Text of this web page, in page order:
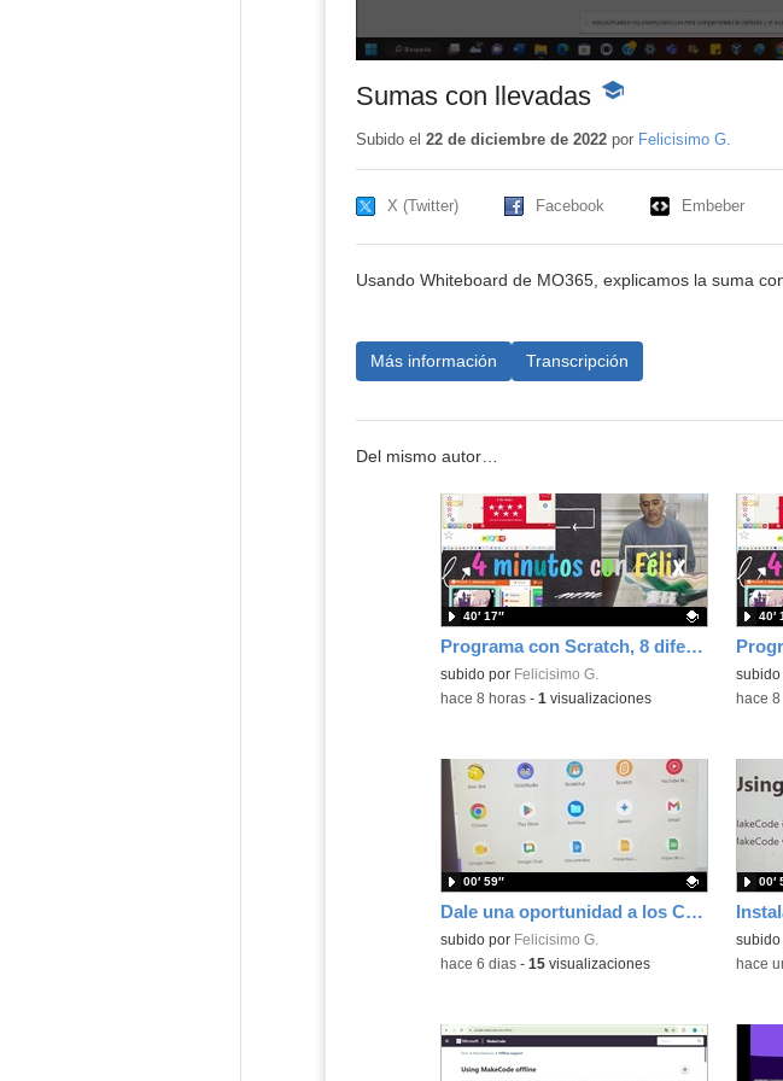
Sumas con llevadas -
educativo
Subido el 22 de diciembre de 2022por Felicisimo G.
X (Twitter) Facebook Embeber
Usando Whiteboard de MO365, explicamos la suma
Más información Transcripción
Del mismo autor…
Programa con Scratch, 8 diferentes juegos para vivir la emoción de los partidos de España en el mundial 2026
Contenido educativo.
subido por Felicisimo G.
40′ 17″
-hace 8 horas- 1 visualizaciones
subido
40′
-hace
Dale una oportunidad a los Chromebooks y utiliza un proyector para realizar talleres si no tienes pantallas táctiles
Contenido educativo.
subido por Felicisimo G.
00′ 59″
-hace 6 dias- 15visualizaciones
subido
00′
-hace